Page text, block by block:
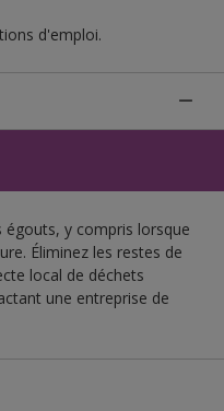
d'emploi.
égouts, y compris lorsque
Éliminez les restes de
local de déchets
une entreprise de